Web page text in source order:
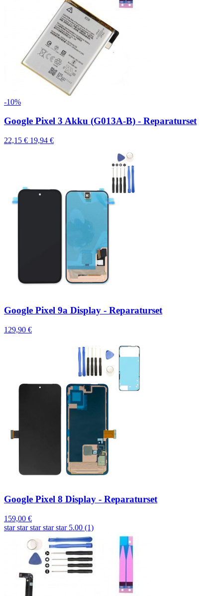
-10%
Google Pixel 3 Akku (G013A-B) - Reparaturset
22,15 € 19,94 €
Google Pixel 9a Display - Reparaturset
129,90 €
Google Pixel 8 Display - Reparaturset
159,00 €
star star star star star 5.00 (1)